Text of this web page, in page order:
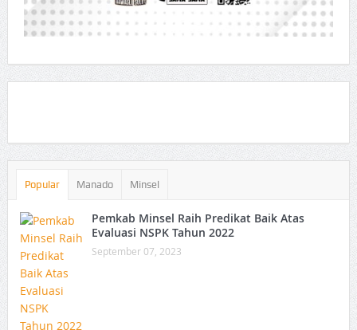
Popular Manado Minsel
Pemkab Minsel Raih Predikat Baik Atas
Evaluasi NSPK Tahun 2022
September 07, 2023